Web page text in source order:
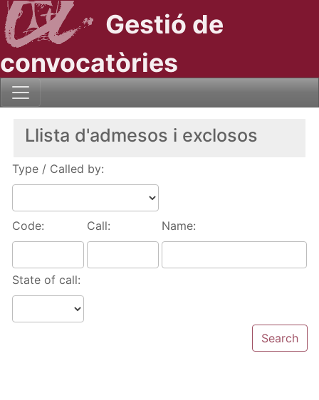
Gestió de
convocatòries
Llista d'admesos i exclosos
Type / Called by:
Code: Call: Name:
State of call: